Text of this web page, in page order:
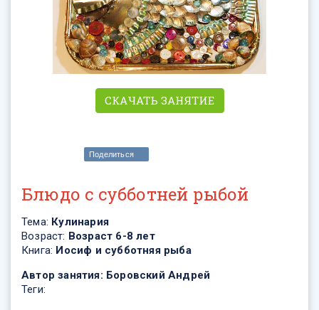
СКАЧАТЬ ЗАНЯТИЕ
Поделиться
Блюдо с субботней рыбой
Тема: Кулинария
Возраст: Возраст 6-8 лет
Книга: Иосиф и субботняя рыба
Автор занятия: Боровский Андрей
Теги: